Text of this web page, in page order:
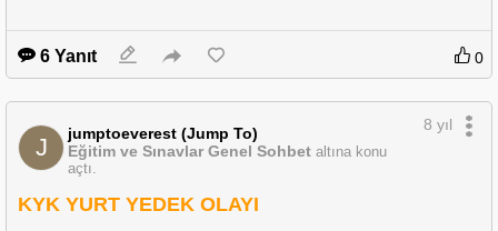
6 Yanıt 0
J
jumptoeverest (Jump To)
Eğitim ve Sınavlar Genel Sohbet altına konu
açtı.
8 yıl
KYK YURT YEDEK OLAYI